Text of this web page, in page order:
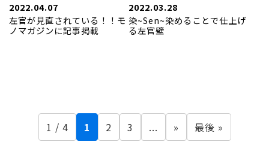
2022.04.07
左官が見直されている！！モ
ノマガジンに記事掲載
2022.03.28
染~Sen~染めることで仕上げ
る左官壁
1 / 4 1 2 3 ... » 最後 »